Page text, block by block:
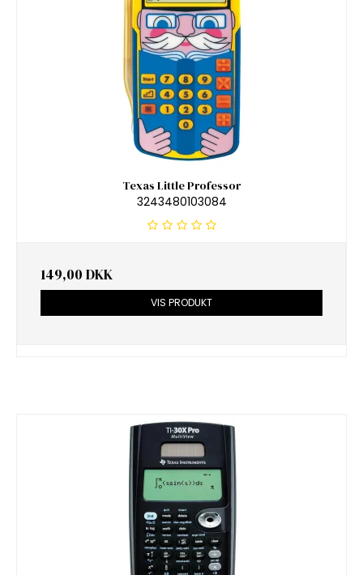
Texas Little Professor
3243480103084
149,00 DKK
VIS PRODUKT